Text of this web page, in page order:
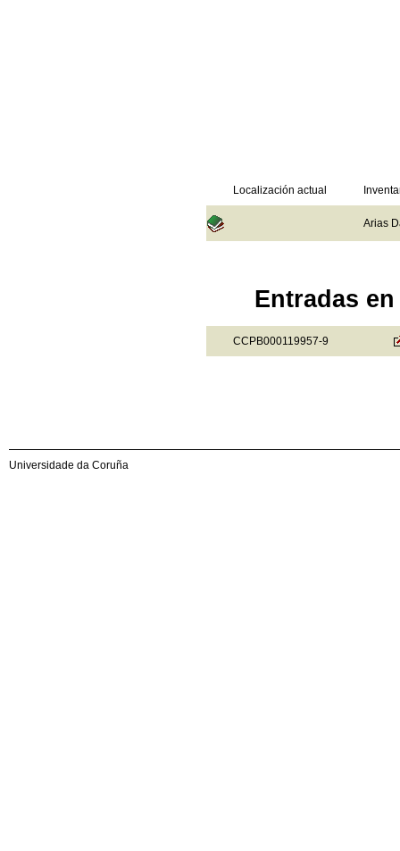
Localización actual
Arias
Entradas
CCPB000119957-9
Universidade da Coruña